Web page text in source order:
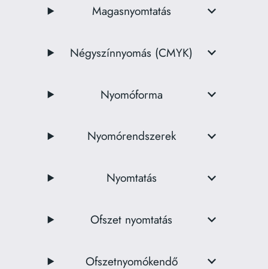
Magasnyomtatás
Négyszínnyomás (CMYK)
Nyomóforma
Nyomórendszerek
Nyomtatás
Ofszet nyomtatás
Ofszetnyomókendő